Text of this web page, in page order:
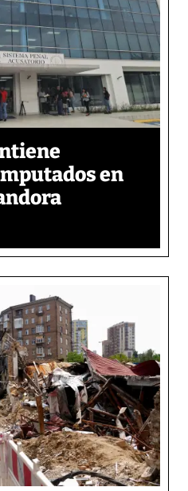
en